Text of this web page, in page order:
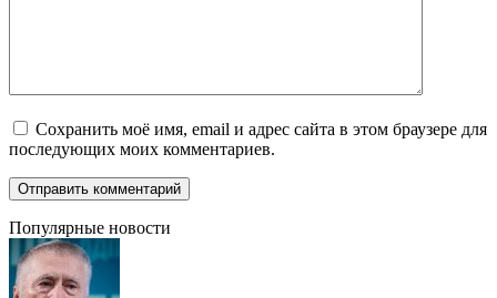
Сохранить моё имя, email и адрес сайта в этом браузере для
последующих моих комментариев.
Популярные новости